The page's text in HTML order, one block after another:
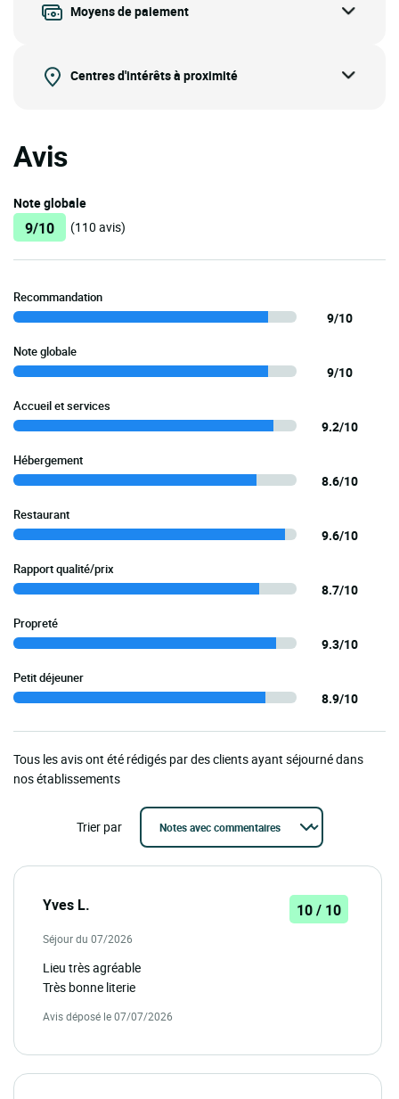
Moyens de paiement
Centres d'intérêts à proximité
Avis
Note globale
9/10 (110 avis)
Recommandation
9/10
Note globale
9/10
Accueil et services
9.2/10
Hébergement
8.6/10
Restaurant
9.6/10
Rapport qualité/prix
8.7/10
Propreté
9.3/10
Petit déjeuner
8.9/10
Tous les avis ont été rédigés par des clients ayant séjourné dans
nos établissements
Trier par
Yves L. 10 / 10
Séjour du 07/2026
Lieu très agréable
Très bonne literie
Avis déposé le 07/07/2026